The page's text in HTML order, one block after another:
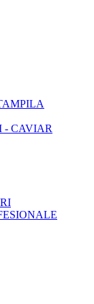
- CAVIAR